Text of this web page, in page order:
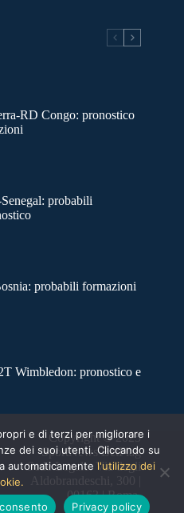
RD Congo: pronostico
probabili
probabili formazioni
Wimbledon: pronostico e
Copyright © 2025
SportNews BetFlag
Sede Legale: Via degli
Aldobrandeschi, 300 |
00163 | Roma
e di terzi per migliorare i
dei suoi utenti. Cliccando su
automaticamente l'utilizzo dei
Privacy policy